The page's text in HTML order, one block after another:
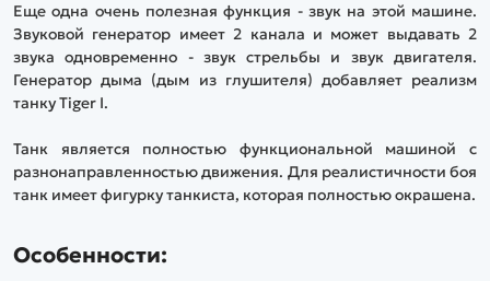
Еще одна очень полезная функция - звук на этой машине.
Звуковой генератор имеет 2 канала и может выдавать 2
звука одновременно - звук стрельбы и звук двигателя.
Генератор дыма (дым из глушителя) добавляет реализм
танку Tiger I.
Танк является полностью функциональной машиной с
разнонаправленностью движения. Для реалистичности боя
танк имеет фигурку танкиста, которая полностью окрашена.
Особенности: